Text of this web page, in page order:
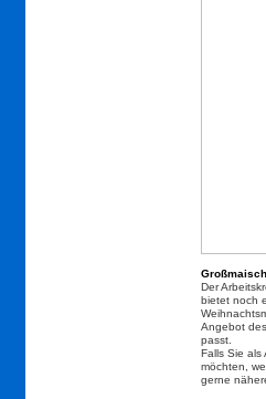
Der
bietet noch
Angebot
passt.
Falls Sie als
möchten,
gerne